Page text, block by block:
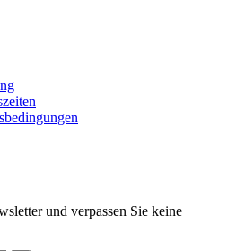
und verpassen Sie keine